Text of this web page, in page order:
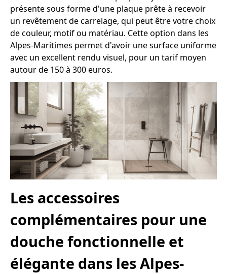
présente sous forme d'une plaque prête à recevoir
un revêtement de carrelage, qui peut être votre choix
de couleur, motif ou matériau. Cette option dans les
Alpes-Maritimes permet d'avoir une surface uniforme
avec un excellent rendu visuel, pour un tarif moyen
autour de 150 à 300 euros.
Les accessoires
complémentaires pour une
douche fonctionnelle et
élégante dans les Alpes-